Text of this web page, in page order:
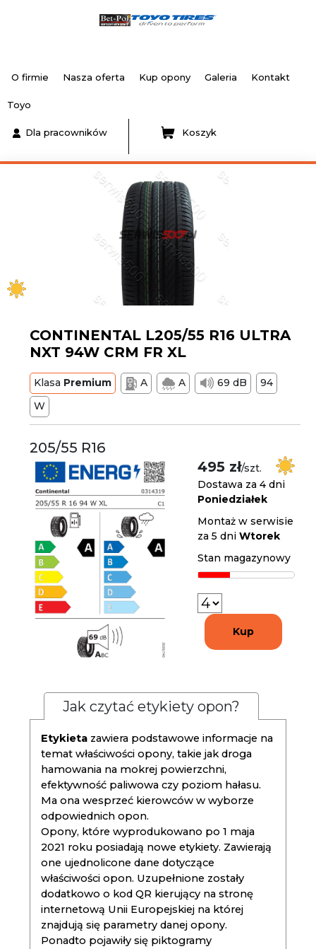
O firmie Nasza oferta Kup opony Galeria Kontakt
Toyo
Dla pracowników Koszyk
CONTINENTAL L205/55 R16 ULTRA
NXT 94W CRM FR XL
Klasa Premium A A 69 dB
94
W
205/55 R16
495 zł/szt.
Dostawa za 4 dni
Poniedziałek
Montaż w serwisie
za 5 dniWtorek
Stan magazynowy
Kup
Jak czytać etykiety opon?
Etykieta zawiera podstawowe informacje na
temat właściwości opony, takie jak droga
hamowania na mokrej powierzchni,
efektywność paliwowa czy poziom hałasu.
Ma ona wesprzeć kierowców w wyborze
odpowiednich opon.
Opony, które wyprodukowano po 1 maja
2021 roku posiadają nowe etykiety. Zawierają
one ujednolicone dane dotyczące
właściwości opon. Uzupełnione zostały
dodatkowo o kod QR kierujący na stronę
internetową Unii Europejskiej na której
znajdują się parametry danej opony.
Ponadto pojawiły się piktogramy